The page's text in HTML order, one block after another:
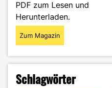
PDF zum Lesen und
Herunterladen.
Zum Magazin
Schlagwörter